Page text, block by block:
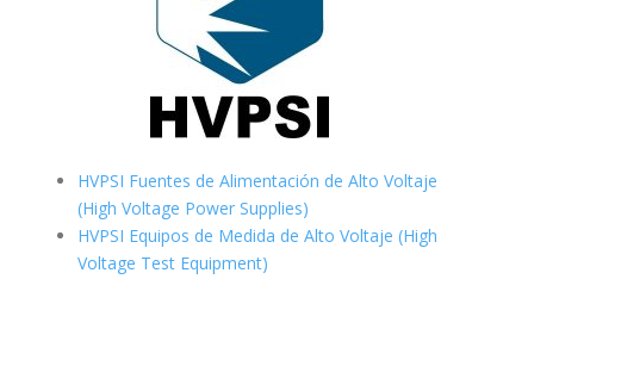
HVPSI Fuentes de Alimentación de Alto Voltaje
(High Voltage Power Supplies)
HVPSI Equipos de Medida de Alto Voltaje (High
Voltage Test Equipment)